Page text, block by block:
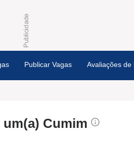
Publicar Vagas Avaliações de
Cumim